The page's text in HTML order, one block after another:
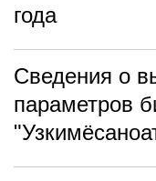
года
Сведения о
параметров